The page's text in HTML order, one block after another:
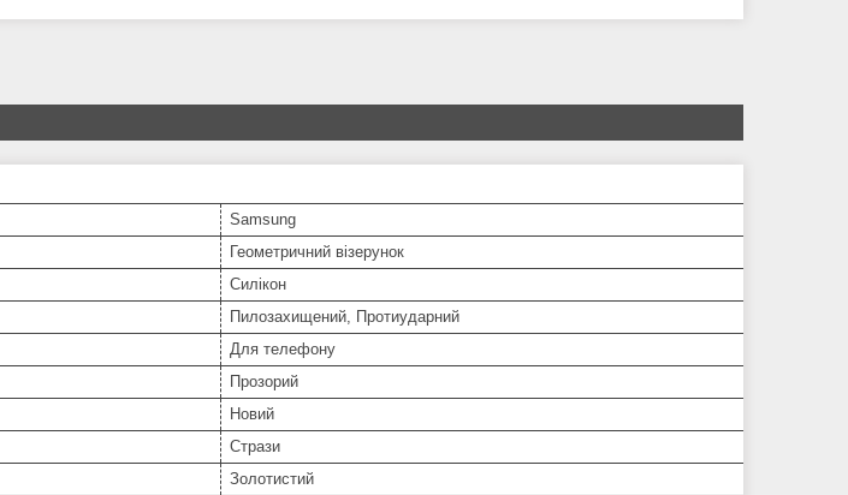
Samsung
Геометричний візерунок
Силікон
Пилозахищений, Протиударний
Для телефону
Прозорий
Новий
Стрази
Золотистий